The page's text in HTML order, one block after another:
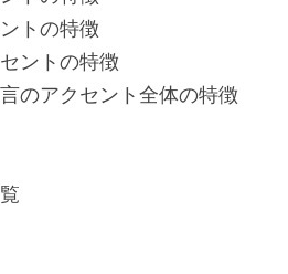
トの特徴
ントの特徴
のアクセント全体の特徴